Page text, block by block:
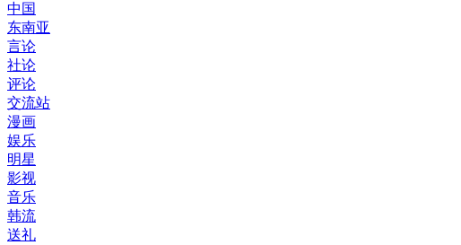
中国
东南亚
言论
社论
评论
交流站
漫画
娱乐
明星
影视
音乐
韩流
送礼